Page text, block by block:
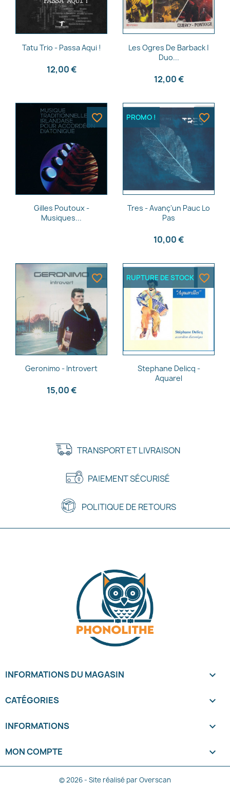
Aperçu rapide
Tatu Trio - Passa Aqui !
12,00 €
Aperçu rapide
Les Ogres De Barback |
Duo...
12,00 €
Aperçu rapide
Gilles Poutoux -
Musiques...
favorite_border
 Aperçu rapide
Tres - Avanç'un Pauc Lo
Pas
10,00 €
PROMO ! favorite_border
Aperçu rapide
Geronimo - Introvert
15,00 €
favorite_border
Aperçu rapide
Stephane Delicq -
Aquarel
RUPTURE DE STOCK favorite_border
TRANSPORT ET LIVRAISON
PAIEMENT SÉCURISÉ
POLITIQUE DE RETOURS
INFORMATIONS DU MAGASIN keyboard_arrow_down
CATÉGORIES 
INFORMATIONS 
MON COMPTE 
© 2026 - Site réalisé par Overscan